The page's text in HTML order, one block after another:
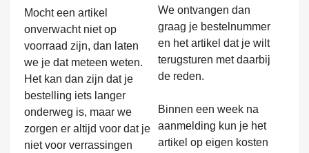
Mocht een artikel
onverwacht niet op
voorraad zijn, dan laten
we je dat meteen weten.
Het kan dan zijn dat je
bestelling iets langer
onderweg is, maar we
zorgen er altijd voor dat je
niet voor verrassingen
We ontvangen dan
graag je bestelnummer
en het artikel dat je wilt
terugsturen met daarbij
de reden.
Binnen een week na
aanmelding kun je het
artikel op eigen kosten